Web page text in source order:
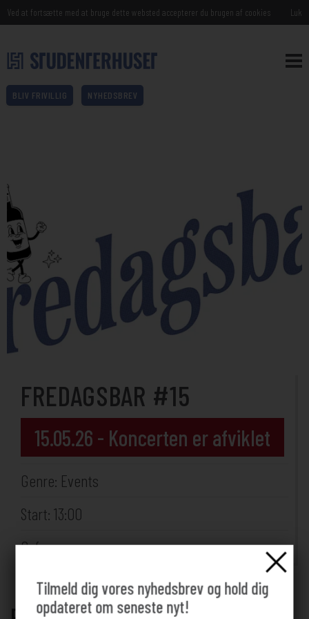
Ved at fortsætte med at bruge dette websted accepterer du brugen af cookies Luk
BLIV FRIVILLIG NYHEDSBREV
FREDAGSBAR #15
15.05.26 - Koncerten er afviklet
Genre: Events
Start: 13:00
Cafeen
Tilmeld dig vores nyhedsbrev og hold dig
opdateret om seneste nyt!